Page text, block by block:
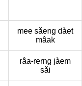
mee sǎeng dàet
mâak
râa-rerng jàem
sǎi